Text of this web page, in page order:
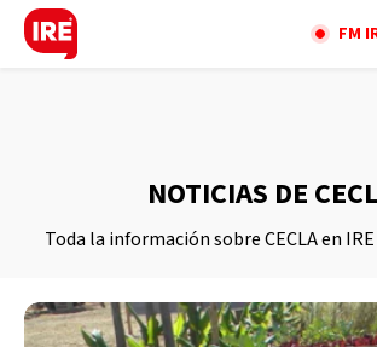
FM
NOTICIAS DE
Toda la información sobre CECLA en